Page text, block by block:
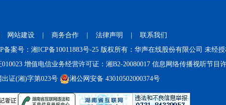
网站建设 商务合作 法律声明
联系我们
备案号： 湘ICP备10011883号-25 版权所有：华声在线股份有限公司 未经
增值电信业务经营许可证：湘B2-20080017 信息网络传播视听节目
证(湘)字第023号
湘公网安备 43010502000374号